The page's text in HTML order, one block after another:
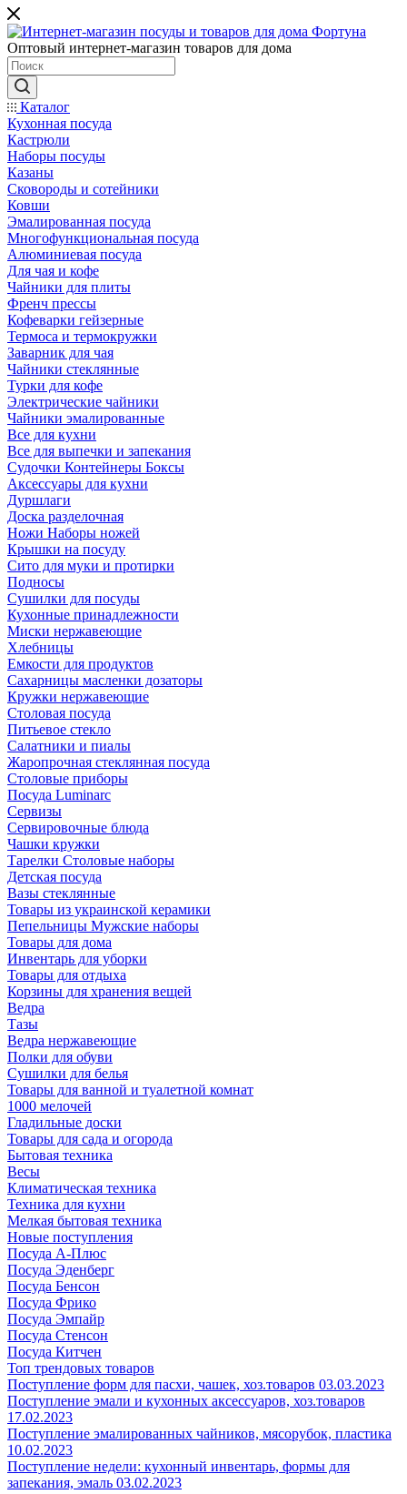
Оптовый интернет-магазин товаров для дома
Каталог
Кухонная посуда
Кастрюли
Наборы посуды
Казаны
Сковороды и сотейники
Ковши
Эмалированная посуда
Многофункциональная посуда
Алюминиевая посуда
Для чая и кофе
Чайники для плиты
Френч прессы
Кофеварки гейзерные
Термоса и термокружки
Заварник для чая
Чайники стеклянные
Турки для кофе
Электрические чайники
Чайники эмалированные
Все для кухни
Все для выпечки и запекания
Судочки Контейнеры Боксы
Аксессуары для кухни
Дуршлаги
Доска разделочная
Ножи Наборы ножей
Крышки на посуду
Сито для муки и протирки
Подносы
Сушилки для посуды
Кухонные принадлежности
Миски нержавеющие
Хлебницы
Емкости для продуктов
Сахарницы масленки дозаторы
Кружки нержавеющие
Столовая посуда
Питьевое стекло
Салатники и пиалы
Жаропрочная стеклянная посуда
Столовые приборы
Посуда Luminarс
Сервизы
Сервировочные блюда
Чашки кружки
Тарелки Столовые наборы
Детская посуда
Вазы стеклянные
Товары из украинской керамики
Пепельницы Мужские наборы
Товары для дома
Инвентарь для уборки
Товары для отдыха
Корзины для хранения вещей
Ведра
Тазы
Ведра нержавеющие
Полки для обуви
Сушилки для белья
Товары для ванной и туалетной комнат
1000 мелочей
Гладильные доски
Товары для сада и огорода
Бытовая техника
Весы
Климатическая техника
Техника для кухни
Мелкая бытовая техника
Новые поступления
Посуда А-Плюс
Посуда Эденберг
Посуда Бенсон
Посуда Фрико
Посуда Эмпайр
Посуда Стенсон
Посуда Китчен
Топ трендовых товаров
Поступление форм для пасхи, чашек, хоз.товаров 03.03.2023
Поступление эмали и кухонных аксессуаров, хоз.товаров
17.02.2023
Поступление эмалированных чайников, мясорубок, пластика
10.02.2023
Поступление недели: кухонный инвентарь, формы для
запекания, эмаль 03.02.2023